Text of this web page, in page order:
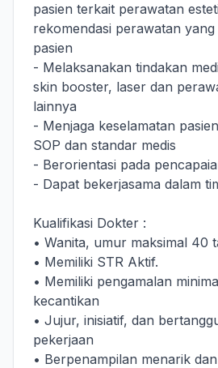
pasien terkait perawatan
rekomendasi perawatan
pasien
- Melaksanakan tindakan
skin booster, laser dan
lainnya
- Menjaga keselamatan
SOP dan standar medis
- Berorientasi pada
- Dapat bekerjasama dalam
Kualifikasi Dokter :
• Wanita, umur maksimal 40
• Memiliki STR Aktif.
• Memiliki pengamalan
kecantikan
• Jujur, inisiatif, dan
pekerjaan
• Berpenampilan menarik